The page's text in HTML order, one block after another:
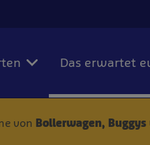
Das erwartet
von Bollerwagen,